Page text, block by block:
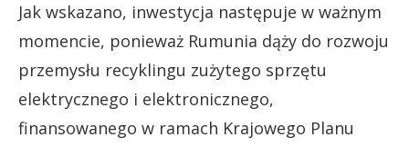
Jak wskazano, inwestycja następuje w ważnym
momencie, ponieważ Rumunia dąży do rozwoju
przemysłu recyklingu zużytego sprzętu
elektrycznego i elektronicznego,
finansowanego w ramach Krajowego Planu